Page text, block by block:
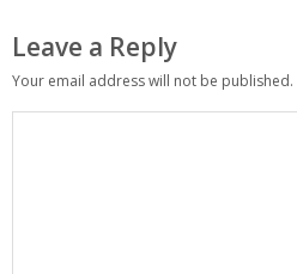
Leave a Reply
Your email address will not be published.